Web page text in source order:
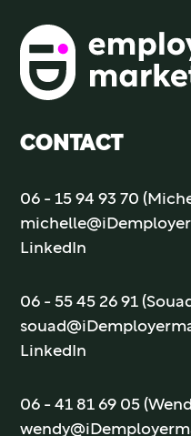
CONTACT
06 - 15 94 93 70
LinkedIn
06 - 55 45 26 91
LinkedIn
06 - 41 81 69 05